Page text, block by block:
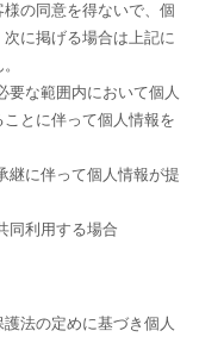
の同意を得ないで、個
に掲げる場合は上記に
要な範囲内において個人
とに伴って個人情報を
継に伴って個人情報が提
同利用する場合
法の定めに基づき個人